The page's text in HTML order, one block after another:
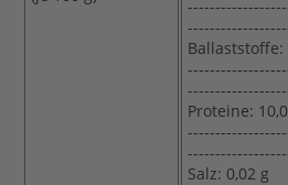
Ballaststoffe:
Proteine:
Salz: 0,02 g